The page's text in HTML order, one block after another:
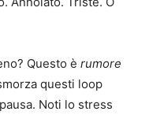
Questo è rumore
questi loop
Noti lo stress